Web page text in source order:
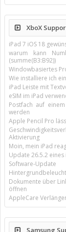
XboX
iPad 7 iOS 18
warum kann
(summe(B3:B92))
Windowbasiertes
Wie installiere ich
iPad Leiste mit
eSIM im iPad
Postfach auf
werden
Apple Pencil Pro
Aktivierung
Moin, mein iPad
Update 26.5.2
Software-Update
Dokumente über
öffnen
AppleCare
Samsung